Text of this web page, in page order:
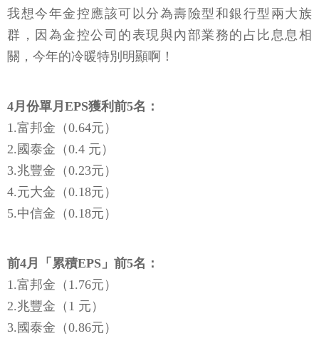
我想今年金控應該可以分為壽險型和銀行型兩大族
群，因為金控公司的表現與內部業務的占比息息相
關，今年的冷暖特別明顯啊！
4月份單月EPS獲利前5名：
1.富邦金（0.64元）
2.國泰金（0.4 元）
3.兆豐金（0.23元）
4.元大金（0.18元）
5.中信金（0.18元）
前4月「累積EPS」前5名：
1.富邦金（1.76元）
2.兆豐金（1 元）
3.國泰金（0.86元）